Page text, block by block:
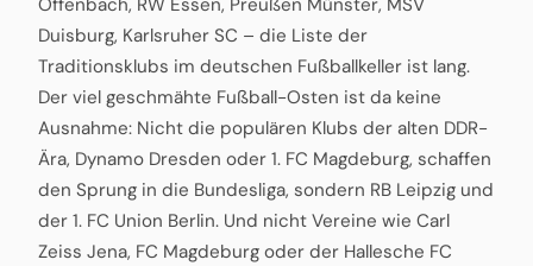
Offenbach, RW Essen, Preußen Münster, MSV
Duisburg, Karlsruher SC – die Liste der
Traditionsklubs im deutschen Fußballkeller ist lang.
Der viel geschmähte Fußball-Osten ist da keine
Ausnahme: Nicht die populären Klubs der alten DDR-
Ära, Dynamo Dresden oder 1. FC Magdeburg, schaffen
den Sprung in die Bundesliga, sondern RB Leipzig und
der 1. FC Union Berlin. Und nicht Vereine wie Carl
Zeiss Jena, FC Magdeburg oder der Hallesche FC